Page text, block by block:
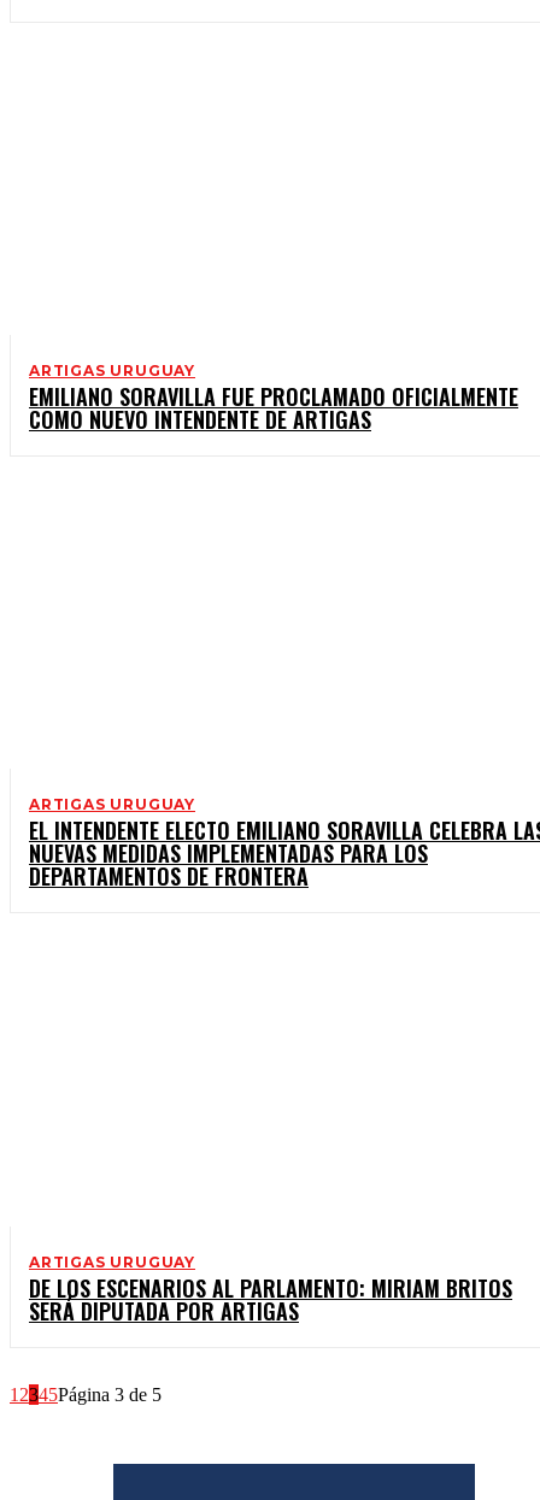
ARTIGAS URUGUAY
EMILIANO SORAVILLA FUE PROCLAMADO OFICIALMENTE
COMO NUEVO INTENDENTE DE ARTIGAS
ARTIGAS URUGUAY
EL INTENDENTE ELECTO EMILIANO SORAVILLA CELEBRA
NUEVAS MEDIDAS IMPLEMENTADAS PARA LOS
DEPARTAMENTOS DE FRONTERA
ARTIGAS URUGUAY
DE LOS ESCENARIOS AL PARLAMENTO: MIRIAM BRITOS
SERÁ DIPUTADA POR ARTIGAS
1 2345Página 3 de 5